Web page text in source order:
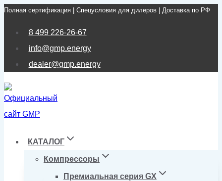
Перейти
Полная сертификация | Спецусловия для дилеров | Доставка по РФ
8 499 226-26-67
info@gmp.energy
dealer@gmp.energy
КАТАЛОГ
Компрессоры
Премиальная серия GX